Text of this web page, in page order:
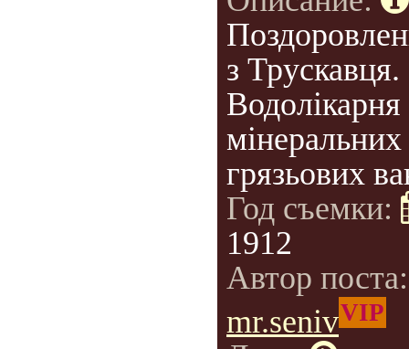
з Трускавця.
Водолікарня
мінеральних
грязьових
Год съемки:
1912
Автор
mr.senivVIP